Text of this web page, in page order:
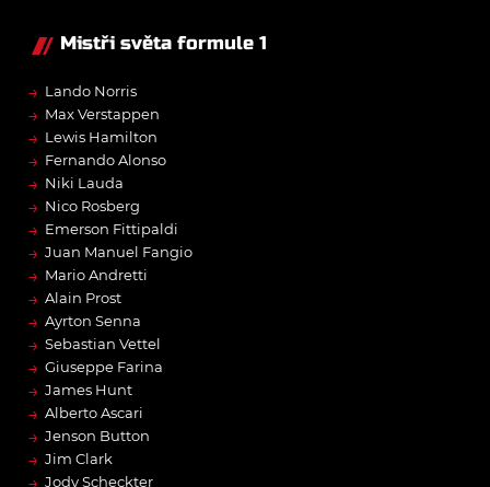
Mistři světa formule 1
→ Lando Norris
→ Max Verstappen
→ Lewis Hamilton
→ Fernando Alonso
→ Niki Lauda
→ Nico Rosberg
→ Emerson Fittipaldi
→ Juan Manuel Fangio
→ Mario Andretti
→ Alain Prost
→ Ayrton Senna
→ Sebastian Vettel
→ Giuseppe Farina
→ James Hunt
→ Alberto Ascari
→ Jenson Button
→ Jim Clark
Jody Scheckter